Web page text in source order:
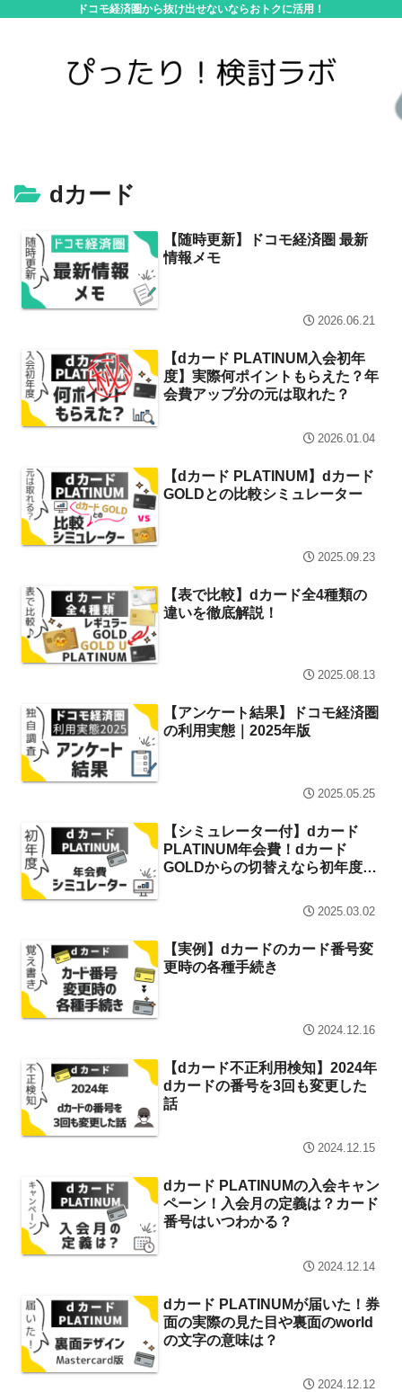
ドコモ経済圏から抜け出せないならおトクに活用！
dカード
【随時更新】ドコモ経済圏 最新
情報メモ
2026.06.21
【dカード PLATINUM入会初年
度】実際何ポイントもらえた？年
会費アップ分の元は取れた？
2026.01.04
【dカード PLATINUM】dカード
GOLDとの比較シミュレーター
2025.09.23
【表で比較】dカード全4種類の
違いを徹底解説！
2025.08.13
【アンケート結果】ドコモ経済圏
の利用実態｜2025年版
2025.05.25
【シミュレーター付】dカード
PLATINUM年会費！dカード
GOLDからの切替えなら初年度は
2025.03.02
【実例】dカードのカード番号変
更時の各種手続き
2024.12.16
【dカード不正利用検知】2024年
dカードの番号を3回も変更した
話
2024.12.15
dカード PLATINUMの入会キャン
ペーン！入会月の定義は？カード
番号はいつわかる？
2024.12.14
dカード PLATINUMが届いた！券
面の実際の見た目や裏面のworld
の文字の意味は？
2024.12.12